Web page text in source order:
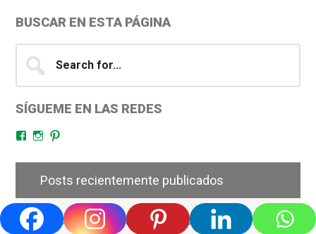
BUSCAR EN ESTA PÁGINA
for...
SÍGUEME EN LAS REDES
FacebookInstagram
Posts recientemente publicados
Relación entre la falta de sueño y la pérdida de